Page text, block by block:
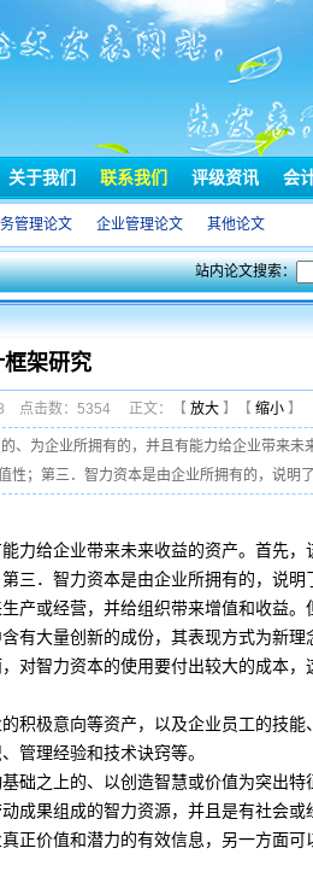
关于我们 联系我们 评级资讯 会
管理论文 企业管理论文 其他论文
站内论文搜索：
架研究
点击数：5354 正文：【 放大 】【 缩小 】
企业所拥有的，并且有能力给企业带来未
性；第三．智力资本是由企业所拥有的，说明
力给企业带来未来收益的资产。首先，
三．智力资本是由企业所拥有的，说明
产或经营，并给组织带来增值和收益。
有大量创新的成份，其表现方式为新
对智力资本的使用要付出较大的成本，
积极意向等资产，以及企业员工的技
管理经验和技术诀窍等。
之上的、以创造智慧或价值为突出特
成果组成的智力资源，并且是有社会
正价值和潜力的有效信息，另一方面